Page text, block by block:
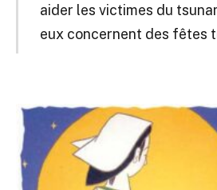
aider les victimes du
eux concernent des fêtes